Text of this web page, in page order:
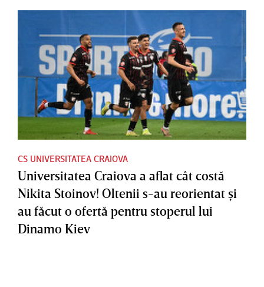
CS UNIVERSITATEA CRAIOVA
Universitatea Craiova a aflat cât costă
Nikita Stoinov! Oltenii s-au reorientat şi
au făcut o ofertă pentru stoperul lui
Dinamo Kiev